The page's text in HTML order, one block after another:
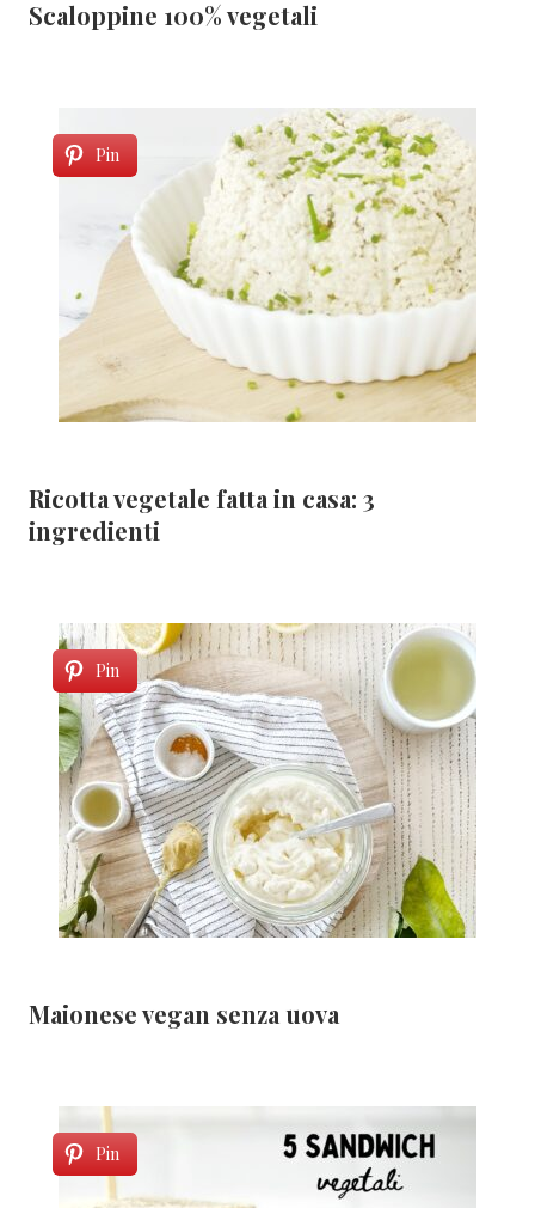
Scaloppine 100% vegetali
Pin
Ricotta vegetale fatta in casa: 3
ingredienti
Pin
Maionese vegan senza uova
Pin